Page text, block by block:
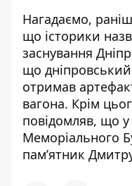
Нагадаємо,
що історики
заснування
що
отримав
вагона. Крім
повідомляв, що
Меморіального
пам’ятник